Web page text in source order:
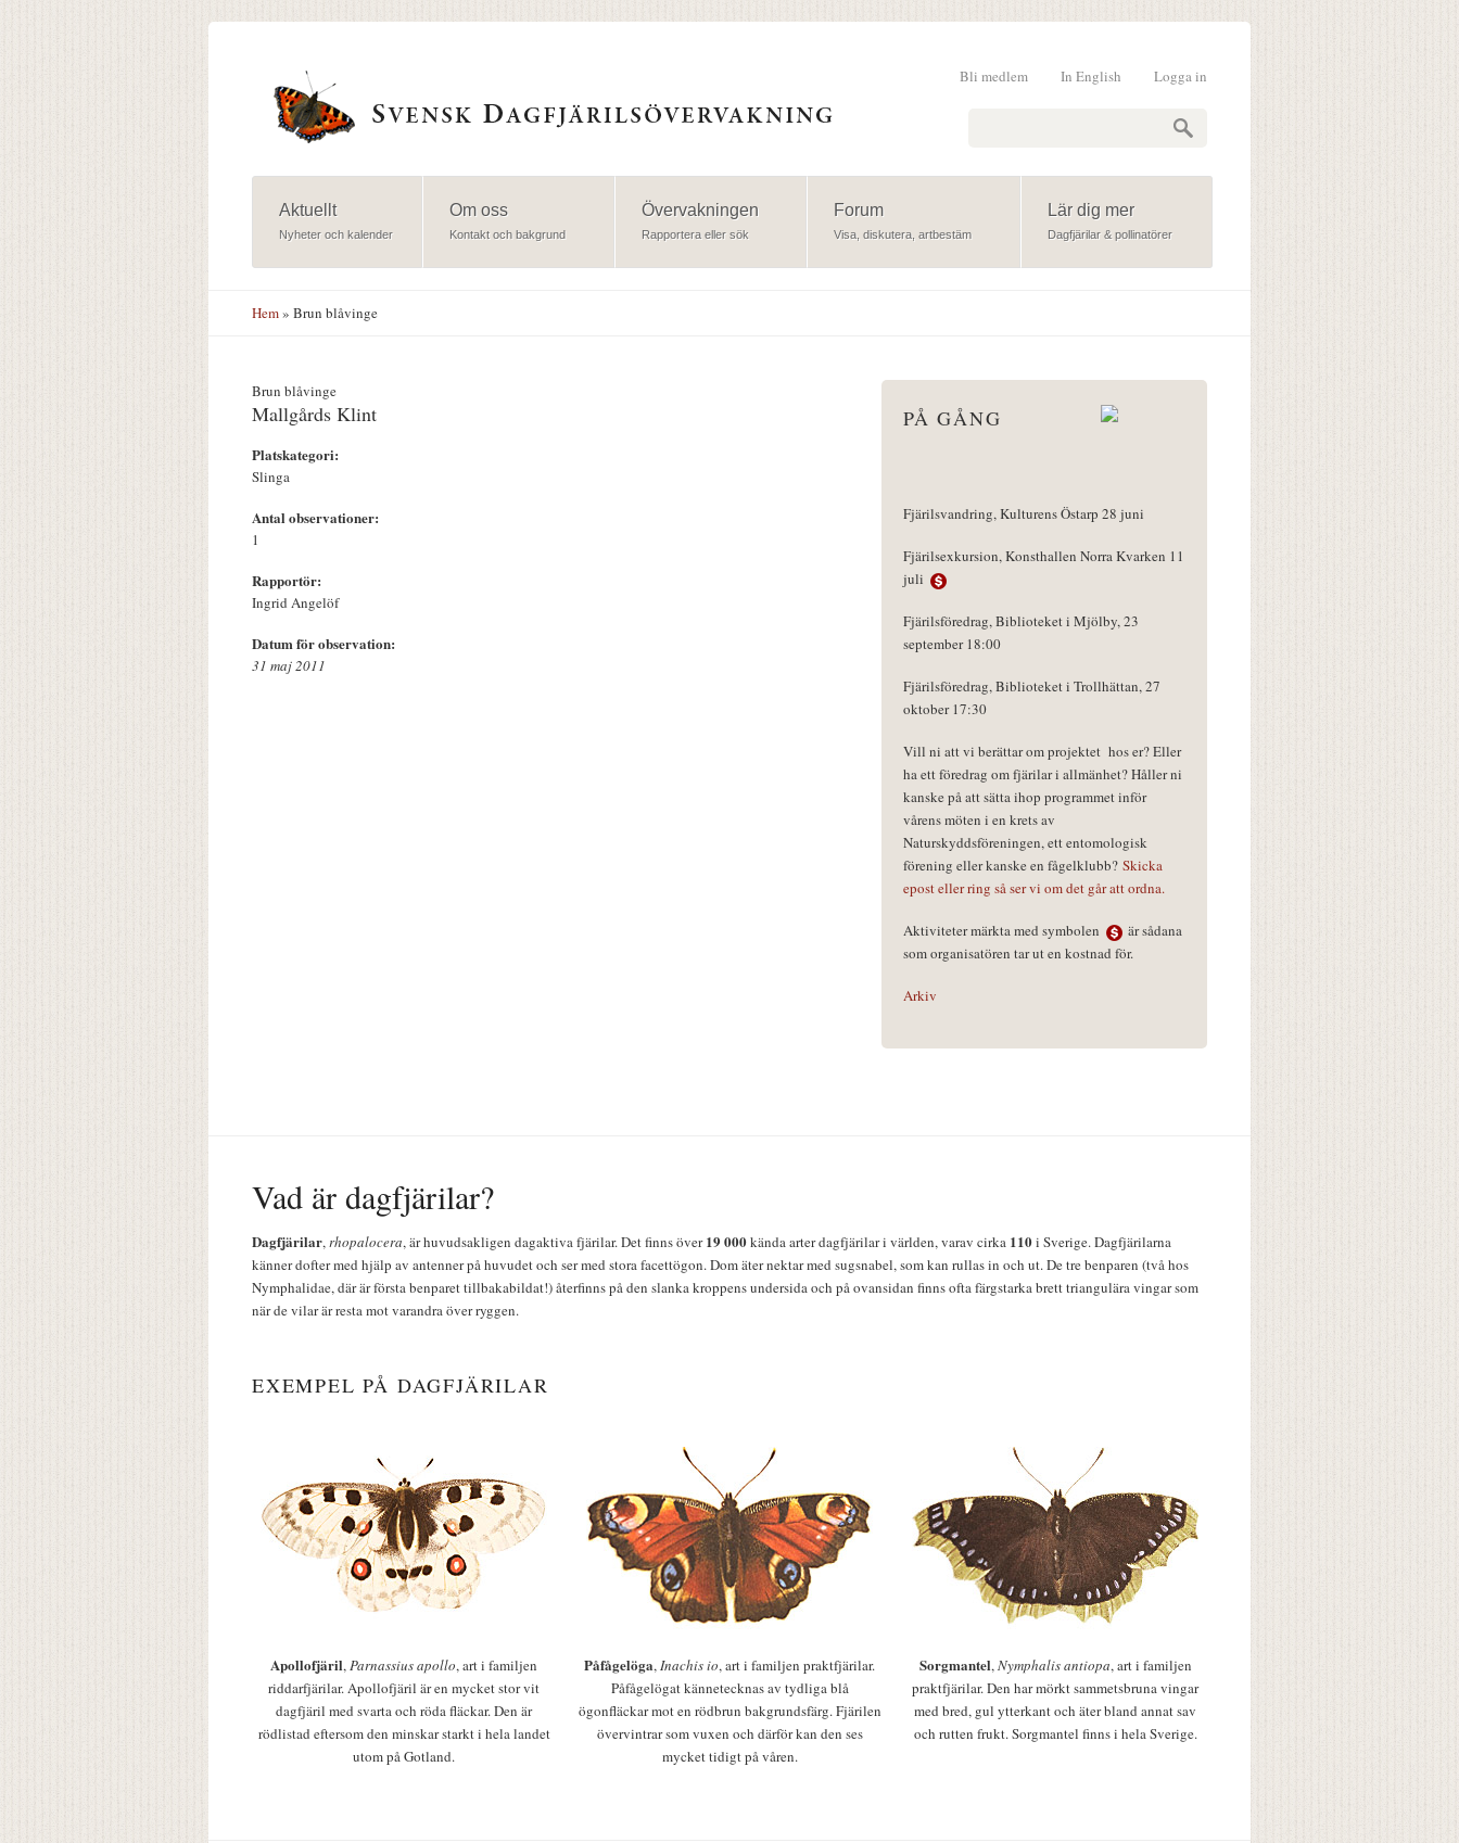
Logga in
In English
Bli medlem
Aktuellt
Nyheter och kalender
Om oss
Kontakt och bakgrund
Övervakningen
Rapportera eller sök
Forum
Visa, diskutera, artbestäm
Lär dig mer
Dagfjärilar & pollinatörer
Hem» Brun blåvinge
Brun blåvinge
Mallgårds Klint
Platskategori:
Slinga
Antal observationer:
1
Rapportör:
Ingrid Angelöf
Datum för observation:
31 maj 2011
PÅ GÅNG
Fjärilsvandring, Kulturens Östarp 28 juni
Fjärilsexkursion, Konsthallen Norra Kvarken 11
juli
Fjärilsföredrag, Biblioteket i Mjölby, 23
september 18:00
Fjärilsföredrag, Biblioteket i Trollhättan, 27
oktober 17:30
Vill ni att vi berättar om projektet hos er? Eller
ha ett föredrag om fjärilar i allmänhet? Håller ni
kanske på att sätta ihop programmet inför
vårens möten i en krets av
Naturskyddsföreningen, ett entomologisk
förening eller kanske en fågelklubb? Skicka
epost eller ring så ser vi om det går att ordna.
Aktiviteter märkta med symbolen
är sådana
som organisatören tar ut en kostnad för.
Arkiv
Vad är dagfjärilar?
Dagfjärilar,rhopalocera, är huvudsakligen dagaktiva fjärilar. Det finns över19 000kända arter dagfjärilar i världen, varav cirka 110i Sverige. Dagfjärilarna
känner dofter med hjälp av antenner på huvudet och ser med stora facettögon. Dom äter nektar med sugsnabel, som kan rullas in och ut. De tre benparen (två hos
Nymphalidae, där är första benparet tillbakabildat!) återfinns på den slanka kroppens undersida och på ovansidan finns ofta färgstarka brett triangulära vingar som
när de vilar är resta mot varandra över ryggen.
EXEMPEL PÅ DAGFJÄRILAR
Apollofjäril,Parnassius apollo, art i familjen
riddarfjärilar. Apollofjäril är en mycket stor vit
dagfjäril med svarta och röda fläckar. Den är
rödlistad eftersom den minskar starkt i hela landet
utom på Gotland.
Påfågelöga,Inachis io, art i familjen praktfjärilar.
Påfågelögat kännetecknas av tydliga blå
ögonfläckar mot en rödbrun bakgrundsfärg. Fjärilen
övervintrar som vuxen och därför kan den ses
mycket tidigt på våren.
Sorgmantel,Nymphalis antiopa, art i familjen
praktfjärilar. Den har mörkt sammetsbruna vingar
med bred, gul ytterkant och äter bland annat sav
och rutten frukt. Sorgmantel finns i hela Sverige.